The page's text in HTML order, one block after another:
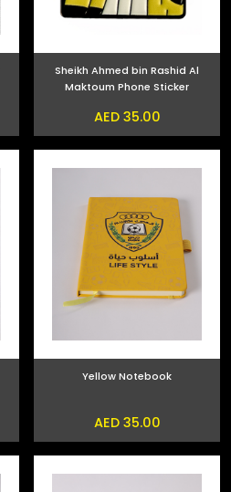
Sheikh Ahmed bin Rashid Al
Maktoum Phone Sticker
AED 35.00
Yellow Notebook
AED 35.00